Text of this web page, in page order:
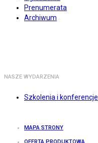
Prenumerata
Archiwum
NASZE WYDARZENIA
Szkolenia i konferencje
MAPA STRONY